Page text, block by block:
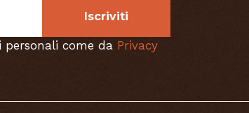
Iscriviti
come da Privacy